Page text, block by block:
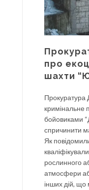
про
шахти
Прокуратура
кримінальне
бойовиками
спричинити
Як
рослинного
атмосфери
інших дій, що